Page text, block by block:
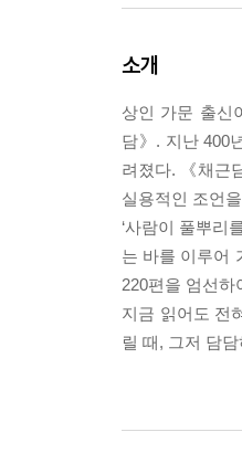
소개
상인 가문 출신
담》. 지난 400
려졌다. 《채근
실용적인 조언
‘사람이 풀뿌리
는 바를 이루어
220편을 엄선
지금 읽어도 전
릴 때, 그저 담